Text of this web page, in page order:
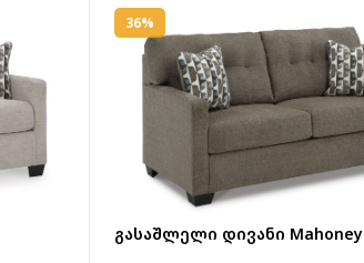
36%
გასაშლელი დივანი Mahoney